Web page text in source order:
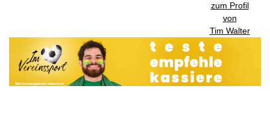
zum Profil
von
Tim Walter